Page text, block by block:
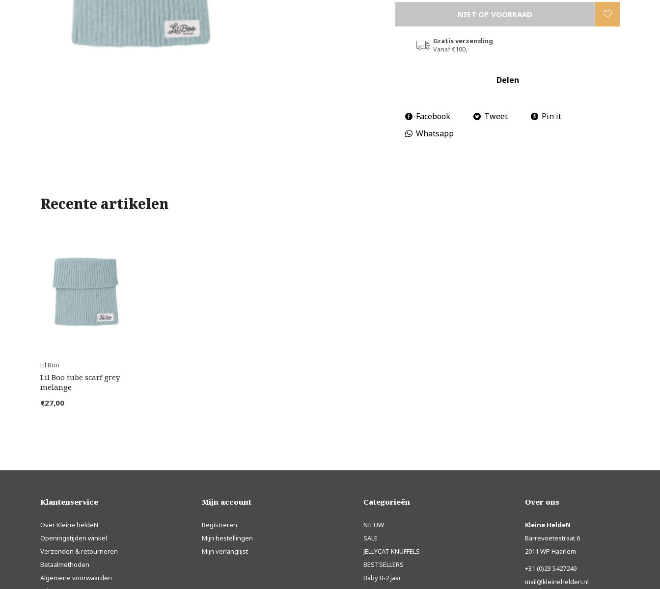
NIET OP VOORRAAD
Gratis verzending
Vanaf €100,-
Delen
Facebook Tweet
Pin it
Whatsapp
Recente artikelen
Lil'Boo
Lil Boo tube scarf grey
melange
€27,00
Klantenservice
Over Kleine heldeN
Openingstijden winkel
Verzenden & retourneren
Betaalmethoden
Algemene voorwaarden
Mijn account
Registreren
Mijn bestellingen
Mijn verlanglijst
Categorieën
NIEUW
SALE
JELLYCAT KNUFFELS
BESTSELLERS
Baby 0-2 jaar
Over ons
Kleine HeldeN
Barrevoetestraat 6
2011 WP Haarlem
+31 (0)23 5427249
mail@kleinehelden.nl